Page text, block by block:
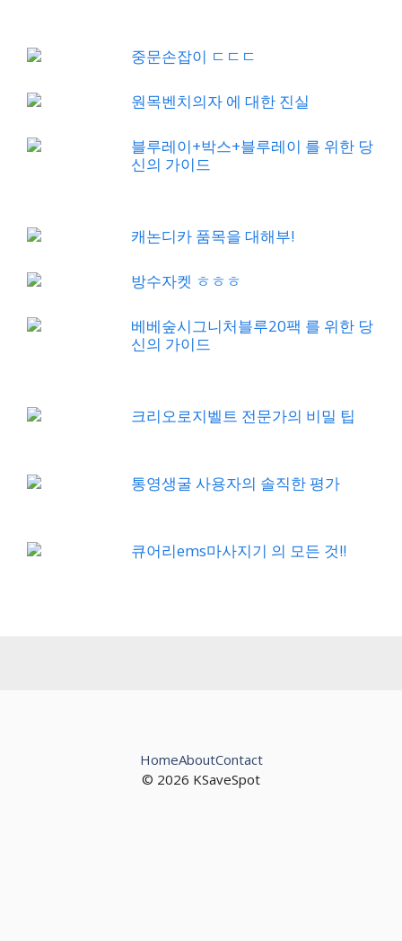
중문손잡이 ㄷㄷㄷ
원목벤치의자 에 대한 진실
블루레이+박스+블루레이 를 위한 당
신의 가이드
캐논디카 품목을 대해부!
방수자켓 ㅎㅎㅎ
베베숲시그니처블루20팩 를 위한 당
신의 가이드
크리오로지벨트 전문가의 비밀 팁
통영생굴 사용자의 솔직한 평가
큐어리ems마사지기 의 모든 것!!
© 2026 KSaveSpot
HomeAboutContact